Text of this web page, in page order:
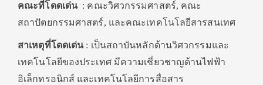
คณะที่โดดเด่น: คณะวิศวกรรมศาสตร์, คณะ
สถาปัตยกรรมศาสตร์, และคณะเทคโนโลยีสารสนเทศ
สาเหตุที่โดดเด่น: เป็นสถาบันหลักด้านวิศวกรรมและ
เทคโนโลยีของประเทศ มีความเชี่ยวชาญด้านไฟฟ้า
อิเล็กทรอนิกส์ และเทคโนโลยีการสื่อสาร